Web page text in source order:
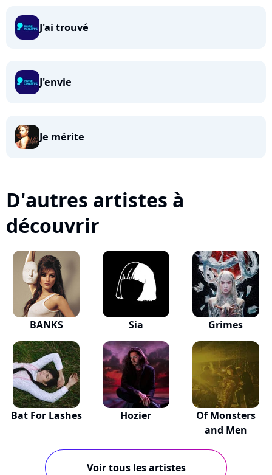
J'ai trouvé
J'envie
Je mérite
D'autres artistes à
découvrir
BANKS Sia Grimes
Bat For Lashes Hozier
Of Monsters
and Men
Voir tous les artistes